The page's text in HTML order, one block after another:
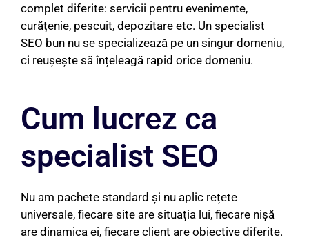
complet diferite: servicii pentru evenimente,
curățenie, pescuit, depozitare etc. Un specialist
SEO bun nu se specializează pe un singur domeniu,
ci reușește să înțeleagă rapid orice domeniu.
Cum lucrez ca
specialist SEO
Nu am pachete standard și nu aplic rețete
universale, fiecare site are situația lui, fiecare nișă
are dinamica ei, fiecare client are obiective diferite.